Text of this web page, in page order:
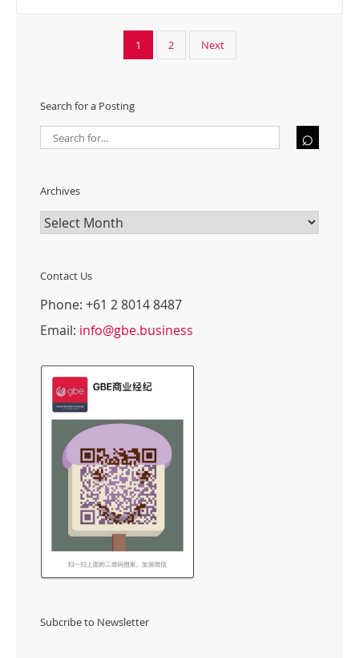
1 2 Next
Search for a Posting
Archives
Contact Us
Phone: +61 2 8014 8487
Email: info@gbe.business
Subcribe to Newsletter